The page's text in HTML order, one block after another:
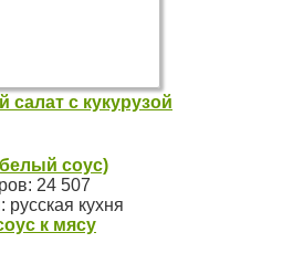
салат с кукурузой
соус)
24 507
русская кухня
к мясу